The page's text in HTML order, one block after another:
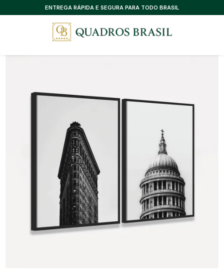
CONSULTORIA EXCLUSIVA, SEM CUSTO
ENTREGA RÁPIDA E SEGURA PARA TODO BRASIL